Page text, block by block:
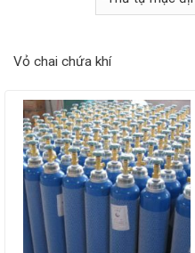
Vỏ chai chứa khí